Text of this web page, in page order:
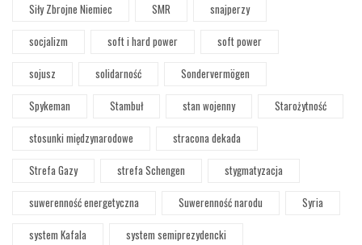
Siły Zbrojne Niemiec
SMR
snajperzy
socjalizm
soft i hard power
soft power
sojusz
solidarność
Sondervermögen
Spykeman
Stambuł stan wojenny
Starożytność
stosunki międzynarodowe
stracona dekada
Strefa Gazy
strefa Schengen
stygmatyzacja
suwerenność energetyczna
Suwerenność narodu
Syria
system Kafala
system semiprezydencki